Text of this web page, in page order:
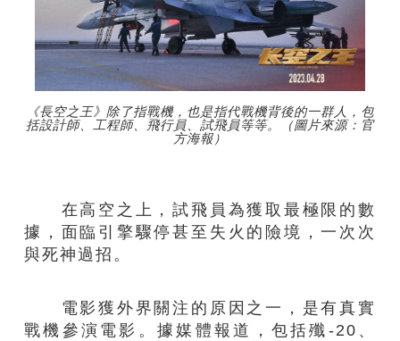
《長空之王》除了指戰機，也是指代戰機背後的一群人，包
括設計師、工程師、飛行員、試飛員等等。（圖片來源：官
方海報）
在高空之上，試飛員為獲取最極限的數
據，面臨引擎驟停甚至失火的險境，一次次
與死神過招。
電影獲外界關注的原因之一，是有真實
戰機參演電影。據媒體報道，包括殲-20、